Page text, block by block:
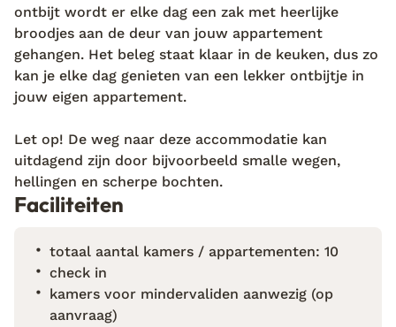
ontbijt wordt er elke dag een zak met heerlijke
broodjes aan de deur van jouw appartement
gehangen. Het beleg staat klaar in de keuken, dus zo
kan je elke dag genieten van een lekker ontbijtje in
jouw eigen appartement.
Let op! De weg naar deze accommodatie kan
uitdagend zijn door bijvoorbeeld smalle wegen,
hellingen en scherpe bochten.
Faciliteiten
totaal aantal kamers / appartementen: 10
check in
kamers voor mindervaliden aanwezig (op
aanvraag)